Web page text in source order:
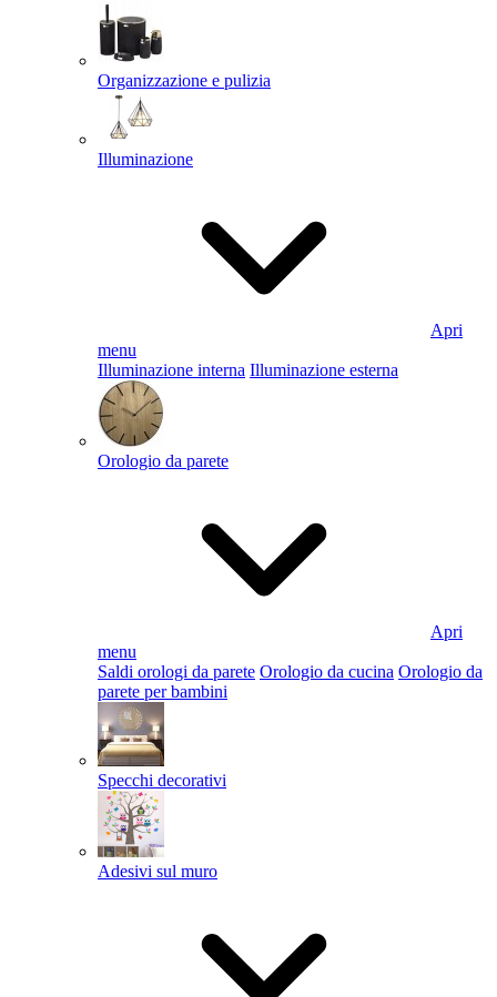
Organizzazione e pulizia
Illuminazione
Apri
menu
Illuminazione interna Illuminazione esterna
Orologio da parete
Apri
menu
Saldi orologi da parete Orologio da cucina Orologio da
parete per bambini
Specchi decorativi
Adesivi sul muro